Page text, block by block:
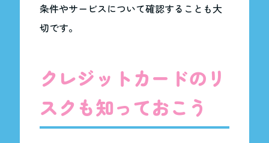
条件やサービスについて確認することも大
切です。
クレジットカードのリ
スクも知っておこう